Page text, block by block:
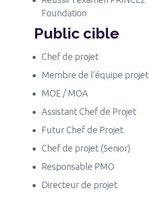
Foundation
Public cible
Chef de projet
Membre de l’équipe projet
MOE / MOA
Assistant Chef de Projet
Futur Chef de Projet
Chef de projet (Senior)
Responsable PMO
Directeur de projet